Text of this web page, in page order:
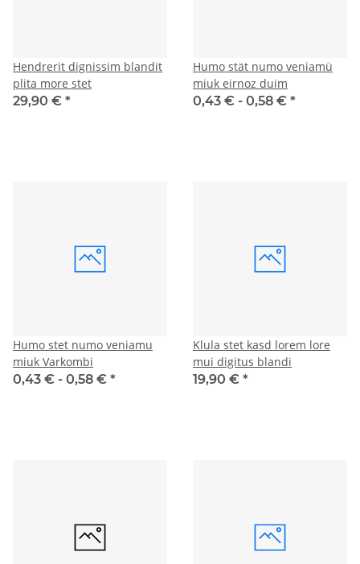
Hendrerit dignissim blandit
plita more stet
29,90 € *
Humo stät numo veniamü
miuk eirnoz duim
0,43 € - 0,58 € *
Humo stet numo veniamu
miuk Varkombi
0,43 € - 0,58 € *
Klula stet kasd lorem lore
mui digitus blandi
19,90 € *